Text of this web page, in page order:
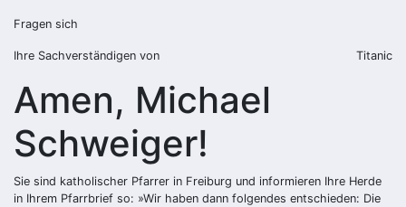
Fragen sich
Ihre Sachverständigen von Titanic
Amen, Michael
Schweiger!
Sie sind katholischer Pfarrer in Freiburg und informieren Ihre Herde
in Ihrem Pfarrbrief so: »Wir haben dann folgendes entschieden: Die